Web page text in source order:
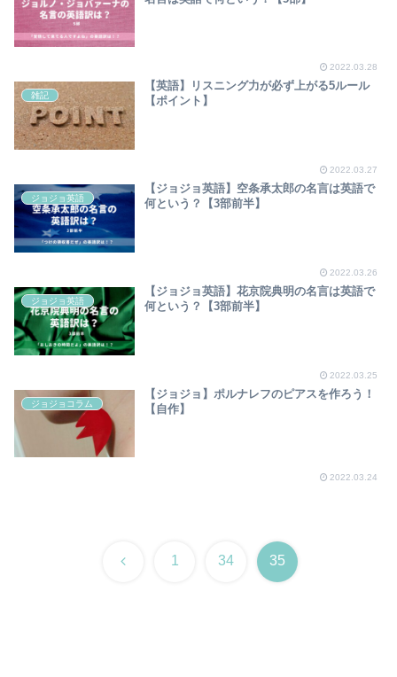
2022.03.28
雑記
【英語】リスニング力が必ず上がる5ルール
【ポイント】
2022.03.27
ジョジョ英語
【ジョジョ英語】空条承太郎の名言は英語で
何という？【3部前半】
2022.03.26
ジョジョ英語
【ジョジョ英語】花京院典明の名言は英語で
何という？【3部前半】
2022.03.25
ジョジョコラム
【ジョジョ】ポルナレフのピアスを作ろう！
【自作】
2022.03.24
前 1 34 35